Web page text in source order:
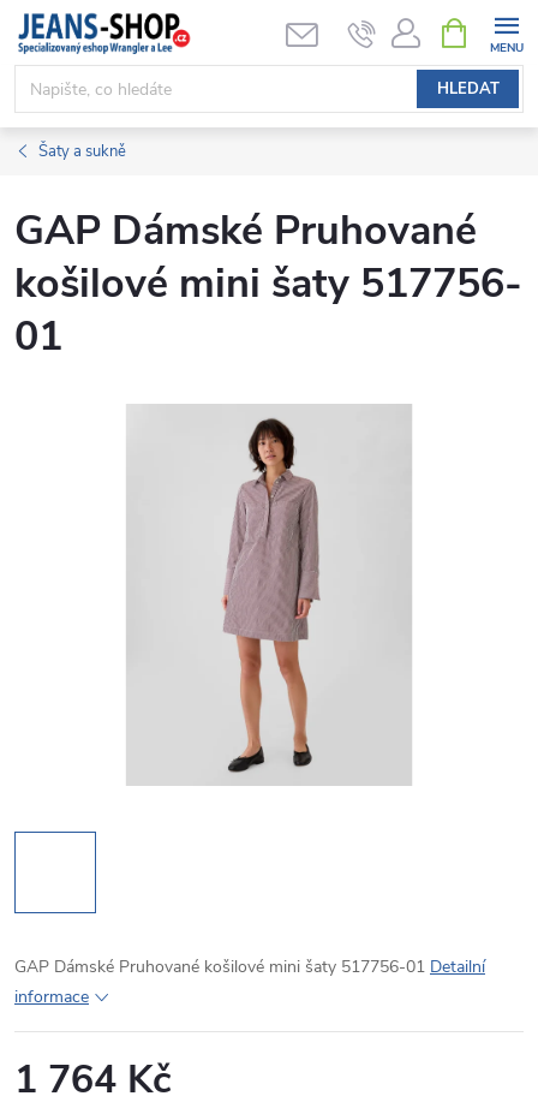
Přejít
obsah
HLEDAT
NÁKUPNÍ
KOŠÍK
Šaty a sukně
GAP Dámské Pruhované
košilové mini šaty 517756-
01
GAP Dámské Pruhované košilové mini šaty 517756-01 Detailní
informace
1 764 Kč